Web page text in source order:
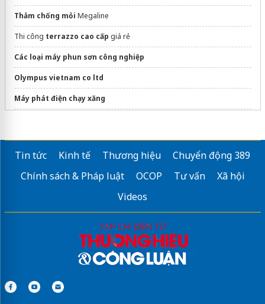
Đầu máy nén khí giá tốt
Sửa máy rửa bát bosch
xem thêmkính hiển vi LCDquan sát qua màn hình
Thảm chống mỏi Megaline
Thi công terrazzo cao cấp giá rẻ
Các loại máy phun sơn công nghiệp
Olympus vietnam co ltd
Máy phát điện chạy xăng
Sản xuấtGạch Terrazzo 30x30uy tín
Ống gang thoát nước Giao tận nơi
Tin tức Kinh tế Thương hiệu
Chuyển động 389
Chính sách & Pháp luật
OCOP Tư vấn
Xã hội
Videos